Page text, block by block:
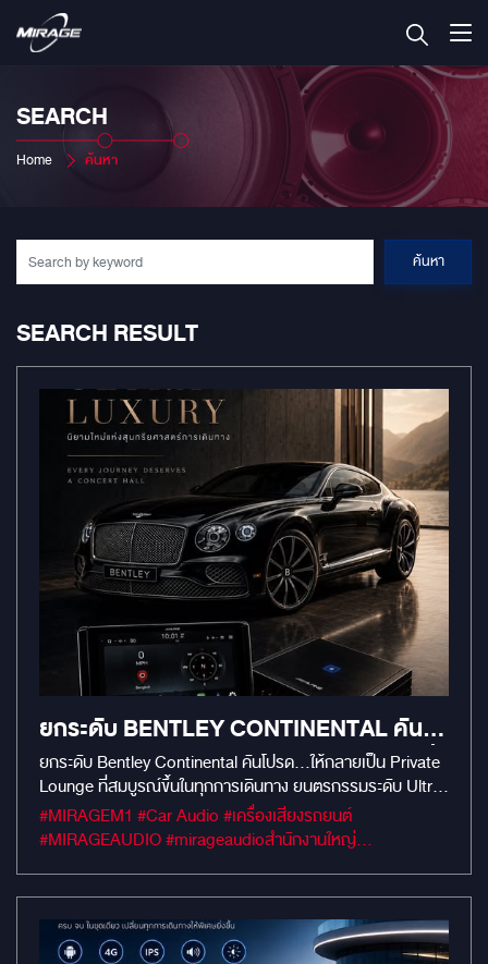
SEARCH
Home ค้นหา
ค้นหา
SEARCH RESULT
ยกระดับ BENTLEY CONTINENTAL คัน
โปรด…ให้กลายเป็น PRIVATE LOUNGE ที่
สมบูรณ์ขึ้นในทุกการเดินทาง
ยกระดับ Bentley Continental คันโปรด…ให้กลายเป็น Private
Lounge ที่สมบูรณ์ขึ้นในทุกการเดินทาง ยนตรกรรมระดับ Ultra-
Luxury อย่าง Bentley Continental คือสัญลักษณ์แห่งความ
สมบูรณ์แบบ และคือพื้นที่ส่วนตัวที่สะท้อนรสนิยมของผู้ครอบ
ธุรกิจ”ที่ใช้เวลาส่วนใหญ่บนท้องถนน การอัปเกรดระบบความ
บันเทิงให้ล้ำสมัยและตอบรับไลฟ์สไตล์ยุคดิจิทัล ถือเป็นการ "ให้
รางวัลตัวเอง" ที่คุ้มค่าที่สุดครับ MIRAGE AUDIO ขอพาทุก
ท่านมาชมผลงานระดับ Masterpiece กับการแปลงโฉมห้อง
#MIRAGEM1 #Car Audio #เครื่องเสียงรถยนต์
#MIRAGEAUDIO #mirageaudioสำนักงานใหญ่